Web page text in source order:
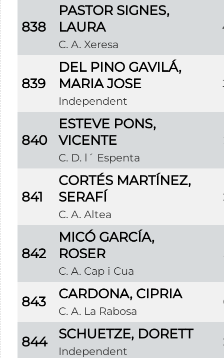
838
PASTOR SIGNES,
LAURA
C. A. Xeresa
839
DEL PINO GAVILÁ,
MARIA JOSE
Independent
840
ESTEVE PONS,
VICENTE
C. D. l´ Espenta
841
CORTÉS MARTÍNEZ,
SERAFÍ
C. A. Altea
842
MICÓ GARCÍA,
ROSER
C. A. Cap i Cua
843 CARDONA, CIPRIA
C. A. La Rabosa
844 SCHUETZE, DORETT
Independent